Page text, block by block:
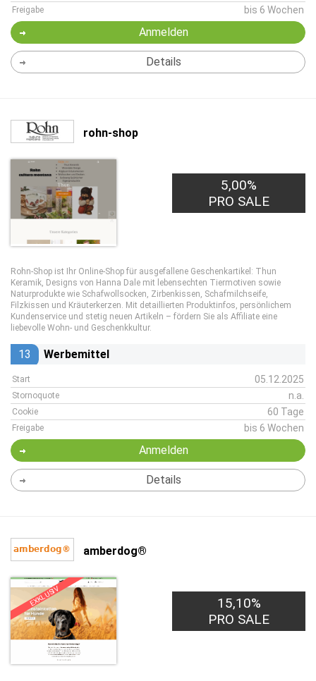
Freigabe bis 6 Wochen
Anmelden
Details
rohn-shop
5,00%
PRO SALE
Rohn-Shop ist Ihr Online-Shop für ausgefallene Geschenkartikel: Thun
Keramik, Designs von Hanna Dale mit lebensechten Tiermotiven sowie
Naturprodukte wie Schafwollsocken, Zirbenkissen, Schafmilchseife,
Filzkissen und Kräuterkerzen. Mit detaillierten Produktinfos, persönlichem
Kundenservice und stetig neuen Artikeln – fördern Sie als Affiliate eine
liebevolle Wohn- und Geschenkkultur.
13 Werbemittel
Start 05.12.2025
Stornoquote n.a.
Cookie 60 Tage
Freigabe bis 6 Wochen
Anmelden
Details
amberdog®
EXKLUSIV
15,10%
PRO SALE